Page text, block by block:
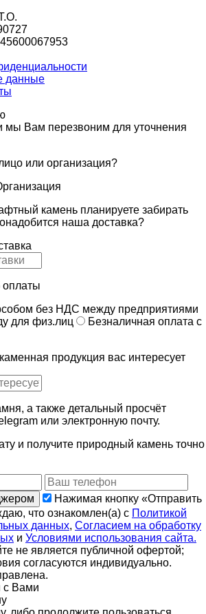
данные
мы Вам перезвоним для уточнения
или организация?
камень планируете забирать
наша доставка?
оплаты
без НДС между предприятиями
для физ.лиц
Безналичная оплата с
продукция вас интересует
а также детальный просчёт
или электронную почту.
и получите природный камень точно
Нажимая кнопку «Отправить
что ознакомлен(а) с Политикой
данных, Согласием на обработку
и Условиями использования сайта.
не является публичной офертой;
согласуются индивидуально.
с Вами